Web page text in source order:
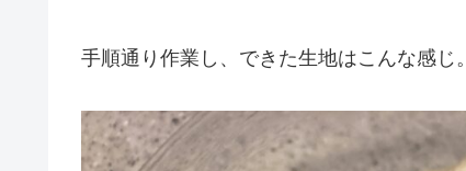
手順通り作業し、できた生地はこんな感じ。